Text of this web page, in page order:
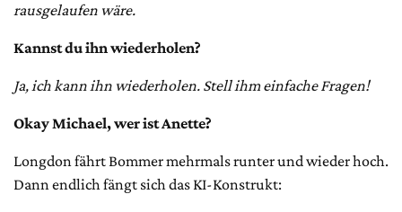
rausgelaufen wäre.
Kannst du ihn wiederholen?
Ja, ich kann ihn wiederholen. Stell ihm einfache Fragen!
Okay Michael, wer ist Anette?
Longdon fährt Bommer mehrmals runter und wieder hoch.
Dann endlich fängt sich das KI-Konstrukt: